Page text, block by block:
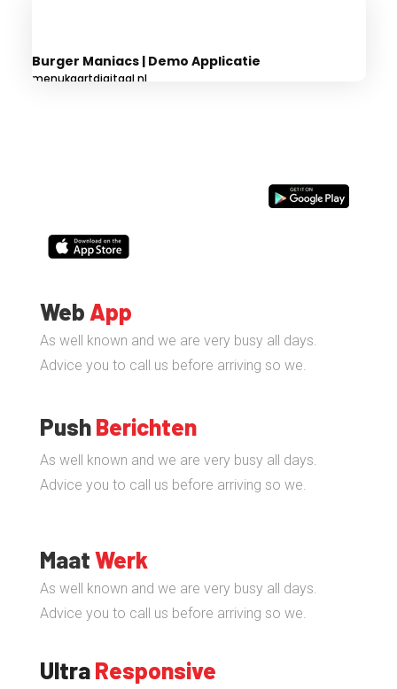
Burger Maniacs | Demo Applicatie
menukaartdigitaal.nl
Web App
As well known and we are very busy all days.
Advice you to call us before arriving so we.
PushBerichten
As well known and we are very busy all days.
Advice you to call us before arriving so we.
MaatWerk
As well known and we are very busy all days.
Advice you to call us before arriving so we.
UltraResponsive